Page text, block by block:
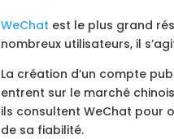
WeChat est le plus grand
nombreux utilisateurs, il
La création d’un compte
entrent sur le marché
ils consultent WeChat pour
de sa fiabilité.